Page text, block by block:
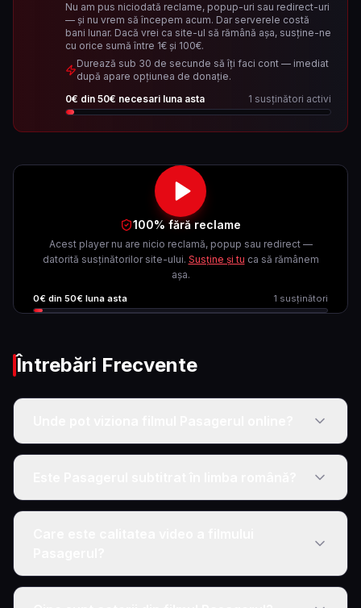
Nu am pus niciodată reclame, popup-uri sau redirect-uri
— și nu vrem să începem acum. Dar serverele costă
bani lunar. Dacă vrei ca site-ul să rămână așa, susține-ne
cu orice sumă între 1€ și 100€.
Durează sub 30 de secunde să îți faci cont — imediat
după apare opțiunea de donație.
0€ din 50€ necesari luna asta 1 susținători activi
100% fără reclame
Acest player nu are nicio reclamă, popup sau redirect —
datorită susținătorilor site-ului. Susține și tu ca să rămânem
așa.
0€ din 50€ luna asta 1 susținători
Întrebări Frecvente